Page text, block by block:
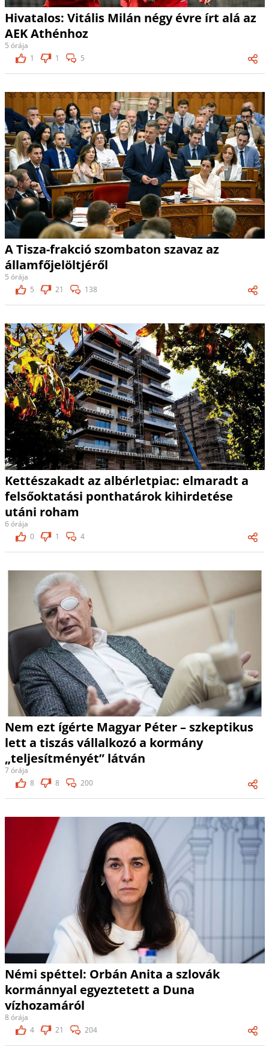
Hivatalos: Vitális Milán négy évre írt alá az
AEK Athénhoz
5 órája
1
1 5
A Tisza-frakció szombaton szavaz az
államfőjelöltjéről
5 órája
5
21 138
Kettészakadt az albérletpiac: elmaradt a
felsőoktatási ponthatárok kihirdetése
utáni roham
6 órája
0
1 4
Nem ezt ígérte Magyar Péter – szkeptikus
lett a tiszás vállalkozó a kormány
„teljesítményét” látván
7 órája
8
8 200
Némi spéttel: Orbán Anita a szlovák
kormánnyal egyeztetett a Duna
vízhozamáról
8 órája
4
21 204